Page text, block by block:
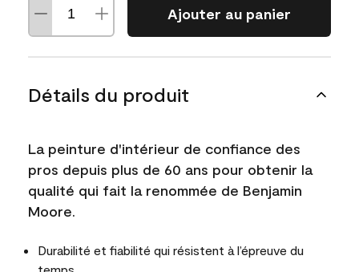
Ajouter au panier
Détails du produit
La peinture d'intérieur de confiance des
pros depuis plus de 60 ans pour obtenir la
qualité qui fait la renommée de Benjamin
Moore.
Durabilité et fiabilité qui résistent à l’épreuve du
temps